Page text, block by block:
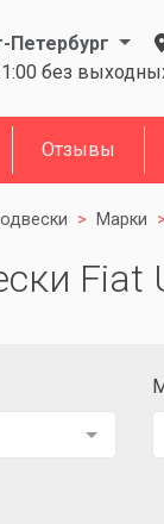
Петербург
без
Отзывы
Марки
Fiat